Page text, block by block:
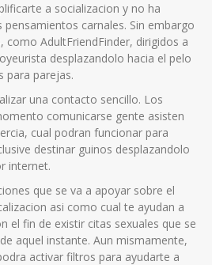
a socializacion y no ha
carnales. Sin embargo
como AdultFriendFinder, dirigidos a
desplazandolo hacia el pelo
para parejas.
una contacto sencillo. Los
comunicarse gente asisten
cual podran funcionar para
destinar guinos desplazandolo
internet.
que se va a apoyar sobre el
asi­ como cual te ayudan a
el fin de existir citas sexuales que se
aquel instante. Aun mismamente,
activar filtros para ayudarte a